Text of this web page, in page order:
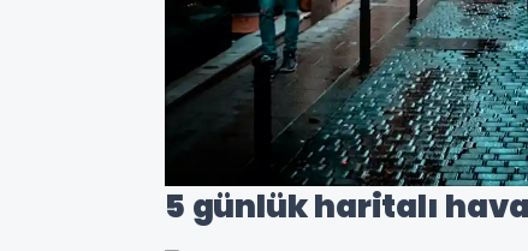
5 günlük haritalı